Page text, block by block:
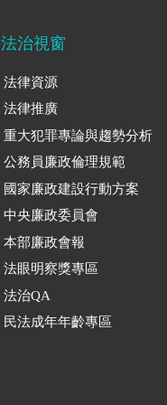
法治視窗
法律資源
法律推廣
重大犯罪專論與趨勢分析
公務員廉政倫理規範
國家廉政建設行動方案
中央廉政委員會
本部廉政會報
法眼明察獎專區
法治QA
民法成年年齡專區